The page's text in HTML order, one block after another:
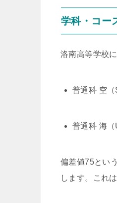
学科・コー
洛南高等学校
普通科 空
普通科 海
偏差値75とい
します。これ